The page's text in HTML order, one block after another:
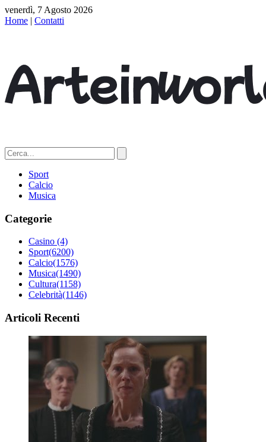
venerdì, 7 Agosto 2026
Home | Contatti
Sport
Calcio
Musica
Categorie
Casino (4)
Sport(6200)
Calcio(1576)
Musica(1490)
Cultura(1158)
Celebrità(1146)
Articoli Recenti